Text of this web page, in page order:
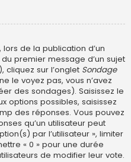
de la publication d’un
premier message d’un sujet
cliquez sur l’onglet Sondage
le voyez pas, vous n’avez
des sondages). Saisissez le
options possibles, saisissez
des réponses. Vous pouvez
qu’un utilisateur peut
par l’utilisateur », limiter
« 0 » pour une durée
de modifier leur vote.